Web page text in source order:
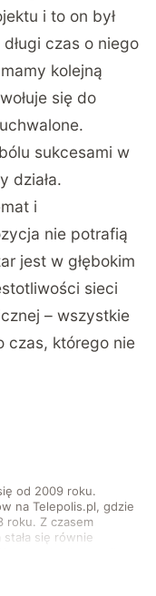
i to on był
czas o niego
kolejną
się do
sukcesami w
działa.
i
nie potrafią
jest w głębokim
sieci
– wszystkie
czas, którego nie
od 2009 roku.
na Telepolis.pl, gdzie
roku. Z czasem
się równie
technologii sprawił,
też inny sprzęt